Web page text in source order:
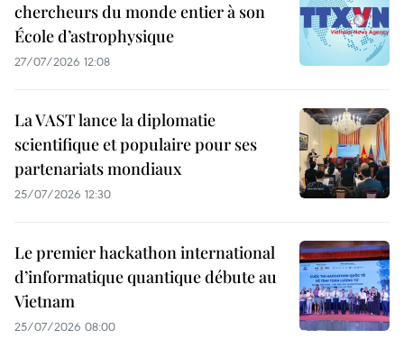
chercheurs du monde entier à son
École d’astrophysique
27/07/2026 12:08
La VAST lance la diplomatie
scientifique et populaire pour ses
partenariats mondiaux
25/07/2026 12:30
Le premier hackathon international
d’informatique quantique débute au
Vietnam
25/07/2026 08:00